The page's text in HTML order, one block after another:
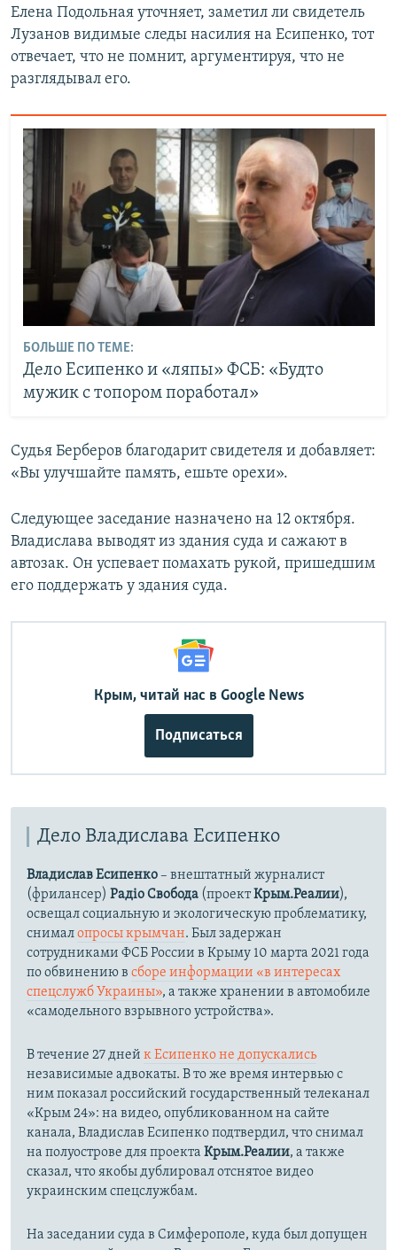
Елена Подольная уточняет, заметил ли свидетель
Лузанов видимые следы насилия на Есипенко, тот
отвечает, что не помнит, аргументируя, что не
разглядывал его.
БОЛЬШЕ ПО ТЕМЕ:
Дело Есипенко и «ляпы» ФСБ: «Будто
мужик с топором поработал»
Судья Берберов благодарит свидетеля и добавляет:
«Вы улучшайте память, ешьте орехи».
Следующее заседание назначено на 12 октября.
Владислава выводят из здания суда и сажают в
автозак. Он успевает помахать рукой, пришедшим
его поддержать у здания суда.
Крым, читай нас в Google News
Подписаться
Дело Владислава Есипенко
Владислав Есипенко– внештатный журналист
(фрилансер) Радіо Свобода (проектКрым.Реалии),
освещал социальную и экологическую проблематику,
снималопросы крымчан. Был задержан
сотрудниками ФСБ России в Крыму 10 марта 2021 года
по обвинению в сборе информации «в интересах
спецслужб Украины», а также хранении в автомобиле
«самодельного взрывного устройства».
В течение 27 дней к Есипенко не допускались
независимые адвокаты. В то же время интервью с
ним показал российский государственный телеканал
«Крым 24»: на видео, опубликованном на сайте
канала, Владислав Есипенко подтвердил, что снимал
на полуострове для проекта Крым.Реалии, а также
сказал, что якобы дублировал отснятое видео
украинским спецслужбам.
На заседании суда в Симферополе, куда был допущен